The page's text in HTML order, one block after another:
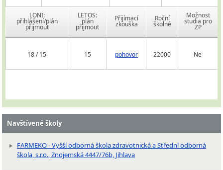
LONI:
přihlášení/plán
přijmout
LETOS:
plán
přijmout
Přijímací
zkouška
Roční
školné
Možnost
studia pro
ZP
18 / 15 15 pohovor 22000 Ne
Navštívené školy
FARMEKO - Vyšší odborná škola zdravotnická a Střední odborná
škola, s.r.o., Znojemská 4447/76b, Jihlava